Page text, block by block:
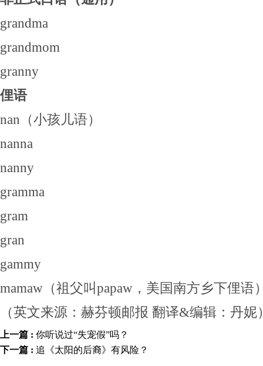
grandma
grandmom
granny
俚语
nan（小孩儿语）
nanna
nanny
gramma
gram
gran
gammy
mamaw（祖父叫papaw，美国南方乡下俚语
（英文来源：赫芬顿邮报 翻译&编辑：丹妮
上一篇 : 你听说过“失宠假”吗？
下一篇 : 追《太阳的后裔》有风险？